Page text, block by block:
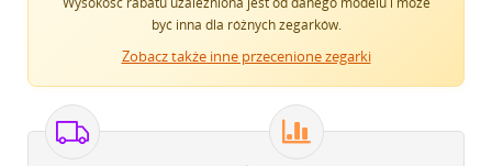
być inna dla różnych zegarków.
Zobacz także inne przecenione zegarki